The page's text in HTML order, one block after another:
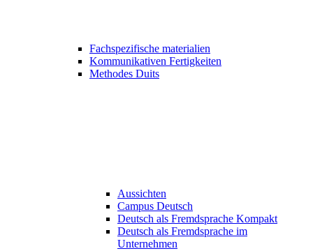
Fachspezifische materialien
Kommunikativen Fertigkeiten
Methodes Duits
Aussichten
Campus Deutsch
Deutsch als Fremdsprache Kompakt
Deutsch als Fremdsprache im
Unternehmen